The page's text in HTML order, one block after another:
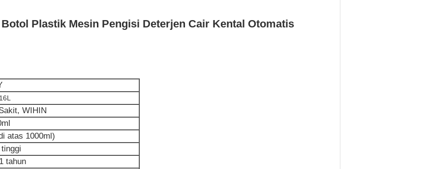
Plastik Mesin Pengisi Deterjen Cair Kental Otomatis
WIHIN
atas 1000ml)
tahun